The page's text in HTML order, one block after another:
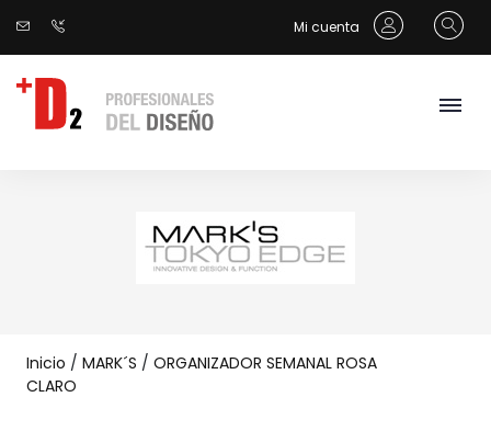
Mi cuenta
Inicio / MARK´S / ORGANIZADOR SEMANAL ROSA
CLARO